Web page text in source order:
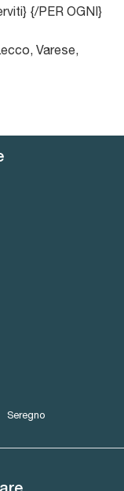
{/PER OGNI}
Varese,
Seregno